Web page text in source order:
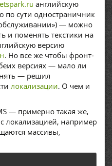
английскую
по сути одностраничник
— можно
и поменять текстики на
версию
. Но все же чтобы фронт-
версиях — мало ли
— решил
локализации. О чем и
— примерно такая же,
локализацией, например
массивы,